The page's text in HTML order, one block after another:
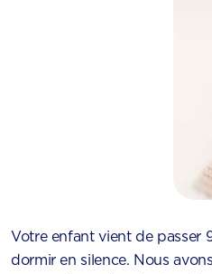
Votre enfant vient de passer
dormir en silence. Nous